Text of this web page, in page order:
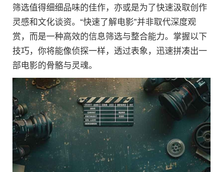
筛选值得细细品味的佳作，亦或是为了快速汲取创作
灵感和文化谈资。“快速了解电影”并非取代深度观
赏，而是一种高效的信息筛选与整合能力。掌握以下
技巧，你将能像侦探一样，透过表象，迅速拼凑出一
部电影的骨骼与灵魂。